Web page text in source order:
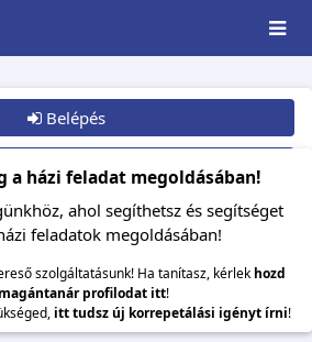
Belépés
Csatlakozom
a házi feladat megoldásában!
ahol segíthetsz és segítséget
feladatok megoldásában!
szolgáltatásunk! Ha tanítasz, kérlek hozd
profilodat itt!
itt tudsz új korrepetálási igényt írni!